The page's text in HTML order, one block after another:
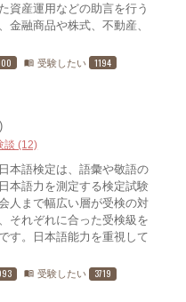
資産運用などの助言を行う
金融商品や株式、不動産、
menu_book 受験したい 1194
談 (12)
本語検定は、語彙や敬語の
本語力を測定する検定試験
人まで幅広い層が受検の対
それぞれに合った受検級を
す。日本語能力を重視して
menu_book 受験したい 3719